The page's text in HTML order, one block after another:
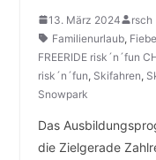
13. März 2024
rsch
Familienurlaub,
FREERIDE risk´n´fun
risk´n´fun, Skifahren,
Snowpark
Das
die Zielgerade